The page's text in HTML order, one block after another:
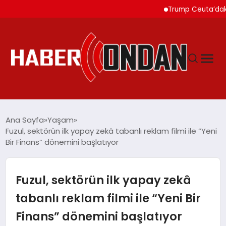
Trump Ceuta’daki
SIYASET
DÜNYA
EKONOMI
Ana Sayfa Yaşam
Fuzul, sektörün ilk yapay zekâ tabanlı reklam filmi ile “Yeni
Bir Finans” dönemini başlatıyor
Fuzul, sektörün ilk yapay zekâ
tabanlı reklam filmi ile “Yeni Bir
Finans” dönemini başlatıyor